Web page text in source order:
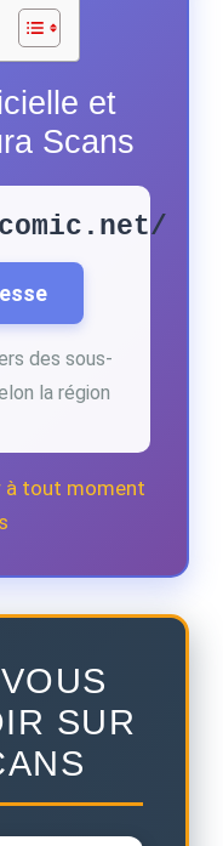
et
Scans
des sous-
la région
à tout moment
SUR